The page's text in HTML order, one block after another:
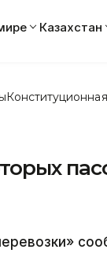
Казахстан